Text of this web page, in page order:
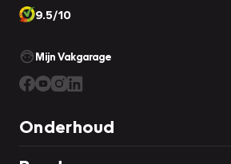
9.5/10
Mijn Vakgarage
Onderhoud